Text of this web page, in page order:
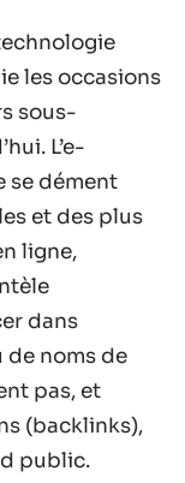
les occasions
sous-
L’e-
se dément
et des plus
ligne,
dans
de noms de
pas, et
(backlinks),
public.